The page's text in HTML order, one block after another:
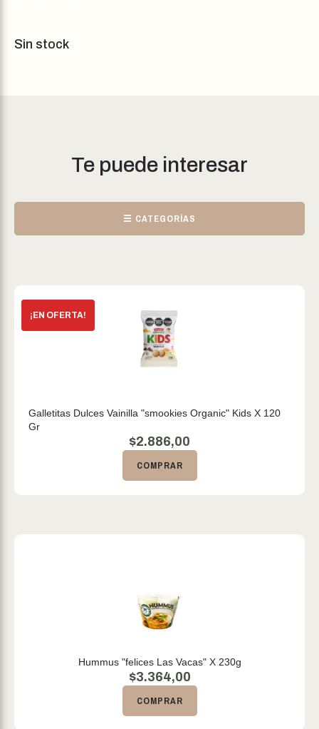
Sin stock
Te puede interesar
☰ CATEGORÍAS
Galletitas Dulces Vainilla "smookies Organic" Kids X 120
Gr
$2.886,00
COMPRAR
Hummus "felices Las Vacas" X 230g
$3.364,00
COMPRAR